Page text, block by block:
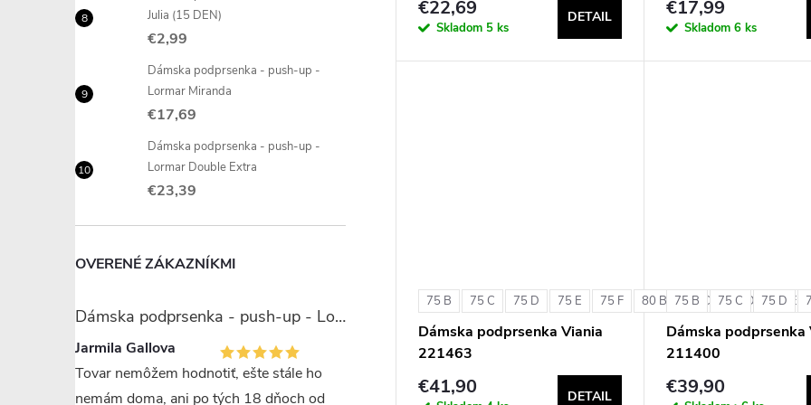
Julia (15 DEN)
€2,99
Dámska podprsenka - push-up -
Lormar Miranda
€17,69
Dámska podprsenka - push-up -
Lormar Double Extra
€23,39
OVERENÉ ZÁKAZNÍKMI
Dámska podprsenka - push-up - Lormar Miranda
Jarmila Gallova
Tovar nemôžem hodnotiť, ešte stále ho
nemám doma, ani po tých 18 dňoch od
€22,69
Skladom 5 ks
DETAIL €17,99
Skladom6 ks
75 B 75 C 75 D 75 E 75 F 80 B 80 C 80 D 80 E
Dámska podprsenka Viania
221463
€41,90 DETAIL
75 B 75 C 75 D
Dámska podprsenka
211400
€39,90